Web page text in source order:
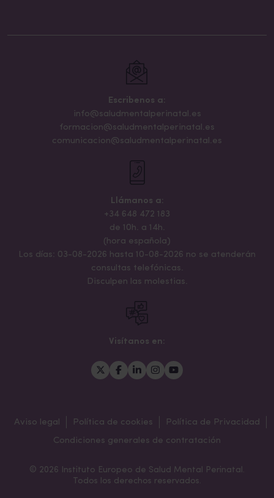
Escribenos a:
info@saludmentalperinatal.es
formacion@saludmentalperinatal.es
comunicacion@saludmentalperinatal.es
Llámanos a:
+34 648 472 183
de 10h. a 14h.
(hora española)
Los días: 03-08-2026 hasta 10-08-2026 no se atenderán
consultas telefónicas.
Disculpen las molestias.
Visítanos en:
Aviso legal Política de cookies
Política de Privacidad
Condiciones generales de contratación
© 2026 Instituto Europeo de Salud Mental Perinatal.
Todos los derechos reservados.